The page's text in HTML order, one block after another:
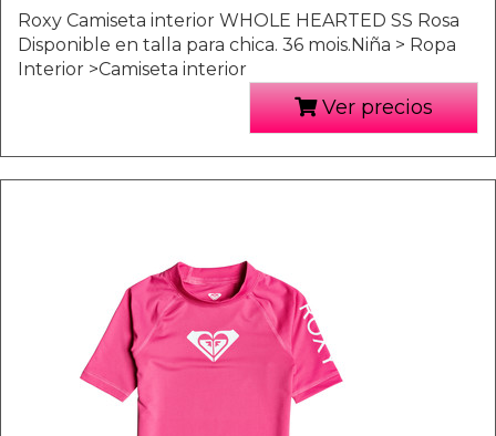
Roxy Camiseta interior WHOLE HEARTED SS Rosa
Disponible en talla para chica. 36 mois.Niña > Ropa
Interior >Camiseta interior
Ver precios